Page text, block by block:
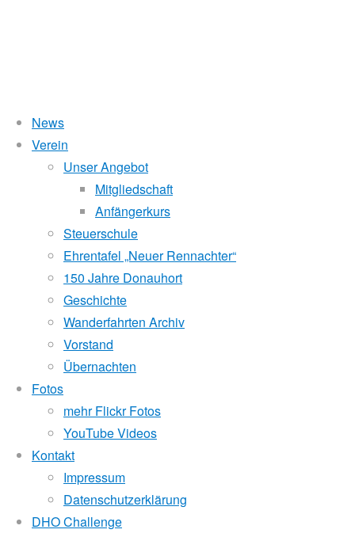
News
Verein
Unser Angebot
Mitgliedschaft
Anfängerkurs
Steuerschule
Ehrentafel „Neuer Rennachter“
150 Jahre Donauhort
Geschichte
Wanderfahrten Archiv
Vorstand
Übernachten
Fotos
mehr Flickr Fotos
YouTube Videos
Kontakt
Impressum
Datenschutzerklärung
DHO Challenge
Bootstaufe
beim
WRV
Donauhort
2025
2025
Wasserstand Donau
Liegt der Wasserstand in Korneuburg (KORN)
beim Donauhort nicht gerudert.
Pegelstände (DoRIS)
Seichtstellen
Schleusenstatus
Windfinder Kuchelauer Hafen
Mitglied der
Godfrey Donauhort Club Kit
Sternfahrten Archiv
Ruderlinks-
Impressum-